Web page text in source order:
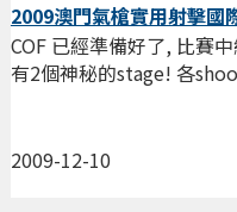
2009澳門氣槍實用射擊國
2009-12-10
COF 已經準備好了, 比賽
有2個神秘的stage! 各